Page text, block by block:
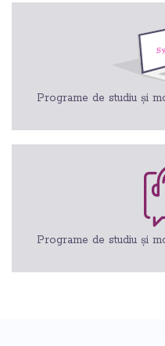
Programe de studiu și
Programe de studiu și